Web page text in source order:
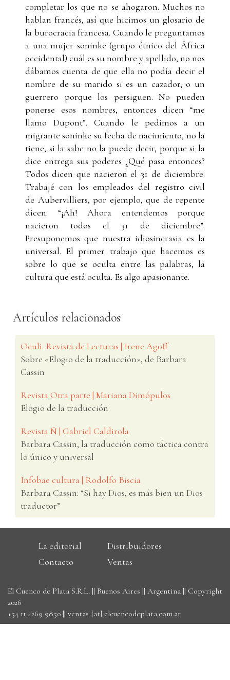
completar los que no se ahogaron. Muchos no
hablan francés, así que hicimos un glosario de
la burocracia francesa. Cuando le preguntamos
a una mujer soninke (grupo étnico del África
occidental) cuál es su nombre y apellido, no nos
dábamos cuenta de que ella no podía decir el
nombre de su marido si es un cazador, o un
guerrero porque los persiguen. No pueden
ponerse esos nombres, entonces dicen “me
llamo Dupont”. Cuando le pedimos a un
migrante soninke su fecha de nacimiento, no la
tiene, si la sabe no la puede decir, porque si la
dice entrega sus poderes ¿Qué pasa entonces?
Todos dicen que nacieron el 31 de diciembre.
Trabajé con los empleados del registro civil
de Aubervilliers, por ejemplo, que de repente
dicen: “¡Ah! Ahora entendemos porque
nacieron todos el 31 de diciembre”.
Presuponemos que nuestra idiosincrasia es la
universal. El primer trabajo que hacemos es
sobre lo que se oculta entre las palabras, la
cultura que está oculta. Es algo apasionante.
Artículos relacionados
Oculi. Revista de Lecturas | Irene Agoff
Sobre «Elogio de la traducción», de Barbara
Cassin
Revista Otra parte | Mariana Dimópulos
Elogio de la traducción
Revista Ñ | Gabriel Caldirola
Barbara Cassin, la traducción como táctica contra
lo único y universal
Infobae cultura | Rodolfo Biscia
Barbara Cassin: “Si hay Dios, es más bien un Dios
traductor”
La editorial
Distribuidores
Contacto
Ventas
El Cuenco de Plata S.R.L. || Buenos Aires || Argentina || Copyright
2026
+54 11 4269 9850 || ventas [at] elcuencodeplata.com.ar